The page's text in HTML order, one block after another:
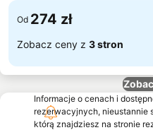
Od 274 zł
Zobacz ceny z 3 stron
Informacje o cenach i
rezerwacyjnych, nieustannie
którą znajdziesz na stronie